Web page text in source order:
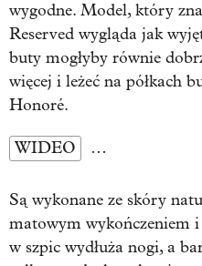
wygodne. Model, który
Reserved wygląda jak
buty mogłyby równie
więcej i leżeć na półkach
Honoré.
WIDEO …
Są wykonane ze skóry
matowym wykończeniem
w szpic wydłuża nogi, a